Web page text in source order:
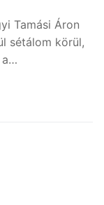
Tamási Áron
sétálom körül,
a…